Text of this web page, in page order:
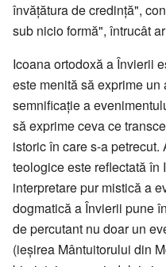
învățătura de credință",
sub nicio formă", întrucât
Icoana ortodoxă a Învierii
este menită să exprime
semnificație a
să exprime ceva ce
istoric în care s-a petrecut.
teologice este reflectată în
interpretare pur mistică a
dogmatică a Învierii pune
de percutant nu doar un
(ieșirea Mântuitorului din